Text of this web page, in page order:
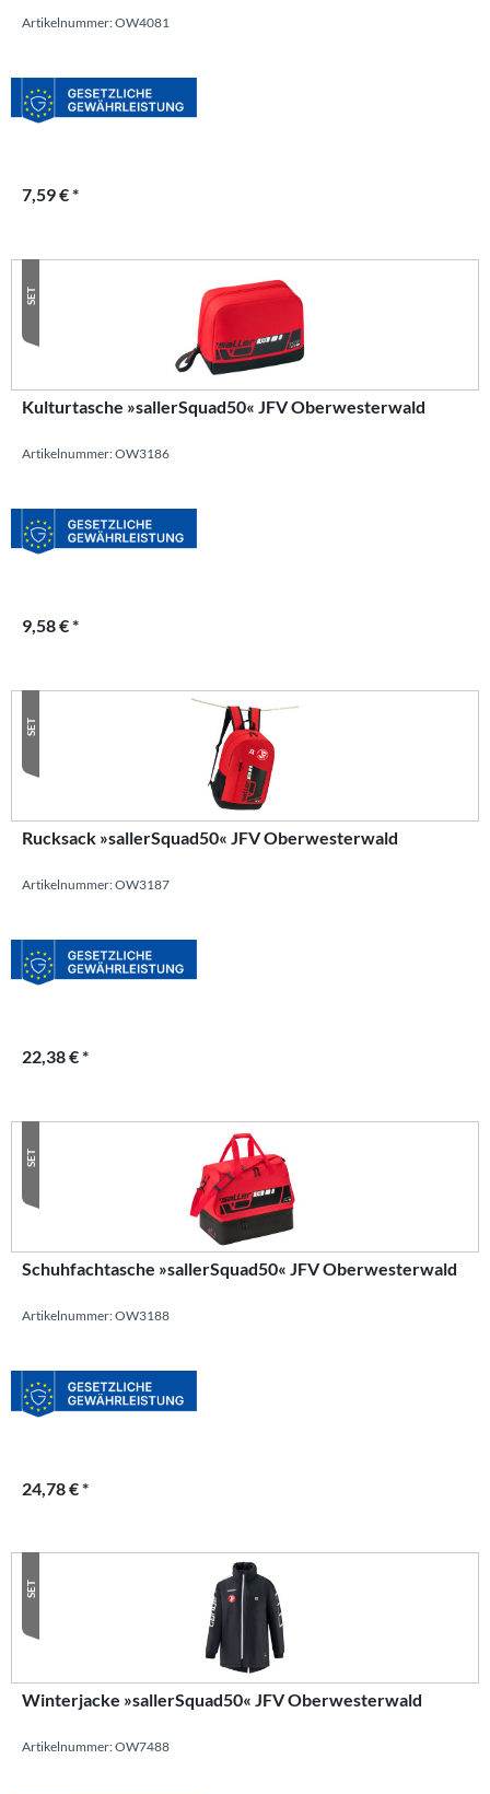
Artikelnummer: OW4081
7,59 € *
SET
Kulturtasche »sallerSquad50« JFV Oberwesterwald
Artikelnummer: OW3186
9,58 € *
SET
Rucksack »sallerSquad50« JFV Oberwesterwald
Artikelnummer: OW3187
22,38 € *
SET
Schuhfachtasche »sallerSquad50« JFV Oberwesterwald
Artikelnummer: OW3188
24,78 € *
SET
Winterjacke »sallerSquad50« JFV Oberwesterwald
Artikelnummer: OW7488